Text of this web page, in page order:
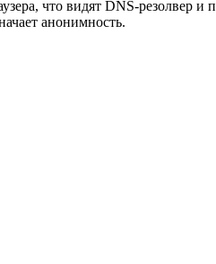
что видят DNS-резолвер и
анонимность.